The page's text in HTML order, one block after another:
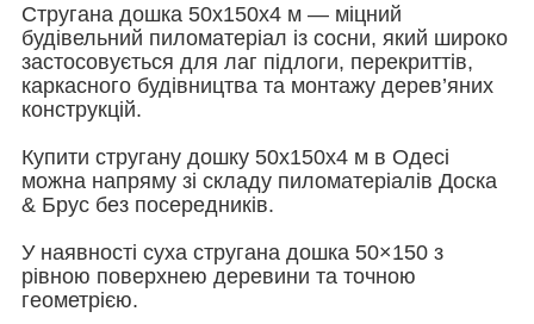
Стругана дошка 50х150х4 м — міцний
будівельний пиломатеріал із сосни, який широко
застосовується для лаг підлоги, перекриттів,
каркасного будівництва та монтажу дерев’яних
конструкцій.
Купити стругану дошку 50х150х4 м в Одесі
можна напряму зі складу пиломатеріалів Доска
& Брус без посередників.
У наявності суха стругана дошка 50×150 з
рівною поверхнею деревини та точною
геометрією.